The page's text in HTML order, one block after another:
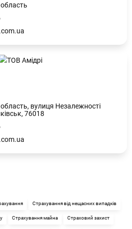
вулиця Незалежності
76018
Страхування від нещасних випадків
Страхування майна Страховий захист